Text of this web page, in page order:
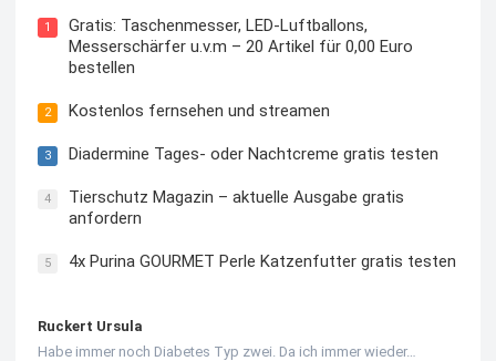
1
Gratis: Taschenmesser, LED-Luftballons,
Messerschärfer u.v.m – 20 Artikel für 0,00 Euro
bestellen
2 Kostenlos fernsehen und streamen
3 Diadermine Tages- oder Nachtcreme gratis testen
4
Tierschutz Magazin – aktuelle Ausgabe gratis
anfordern
5 4x Purina GOURMET Perle Katzenfutter gratis testen
Ruckert Ursula
Habe immer noch Diabetes Typ zwei. Da ich immer wieder…